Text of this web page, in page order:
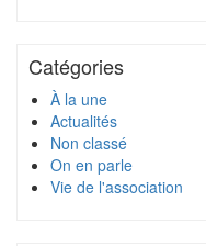
Catégories
À la une
Actualités
Non classé
On en parle
Vie de l'association